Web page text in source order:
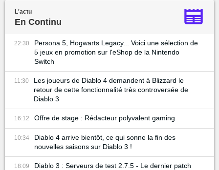
L'actu
En Continu
22:30
Persona 5, Hogwarts Legacy... Voici une sélection de
5 jeux en promotion sur l'eShop de la Nintendo
Switch
11:30
Les joueurs de Diablo 4 demandent à Blizzard le
retour de cette fonctionnalité très controversée de
Diablo 3
16:12 Offre de stage : Rédacteur polyvalent gaming
10:34
Diablo 4 arrive bientôt, ce qui sonne la fin des
nouvelles saisons sur Diablo 3 !
18:09
Diablo 3 : Serveurs de test 2.7.5 - Le dernier patch